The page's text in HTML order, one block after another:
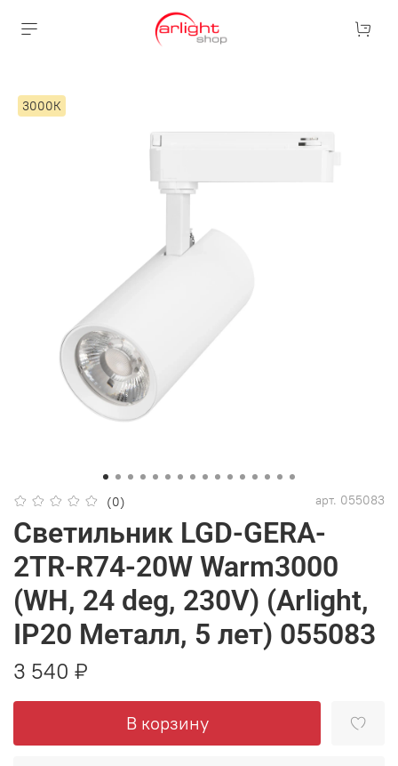
3000К
(0) арт. 055083
Светильник LGD-GERA-
2TR-R74-20W Warm3000
(WH, 24 deg, 230V) (Arlight,
IP20 Металл, 5 лет) 055083
3 540 ₽
В корзину